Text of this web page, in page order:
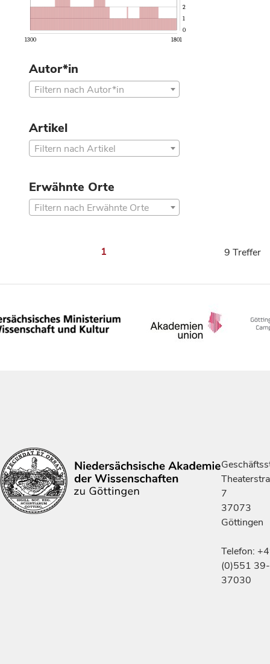
1300 1801
0
1
2
Autor*in
Filtern nach Autor*in
Artikel
Filtern nach Artikel
Erwähnte Orte
Filtern nach Erwähnte Orte
1 9 Treffer
7
37073
Göttingen
Telefon:
(0)551 39-
37030